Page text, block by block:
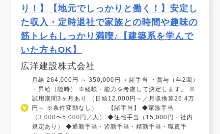
り！】【地元でしっかりと働く！】安定し
た収入・定時退社で家族との時間や趣味の
筋トレもしっかり満喫♪【建築系を学んで
いた方もOK】
広洋建設株式会社
月給 264,000円 ～ 350,000円 ＋諸手当 ・賞与（年2回）
・昇給（随時） ※経験・能力を考慮して決定します。 ※
試用期間3ヶ月あり （日給12,000円～／月収換算26.4万
円～ ※条件変動なし） 【諸手当】 ◆家族手当
（3,000〜5,000円／人） ◆住宅手当（15,000円・社内
規定あり） ◆通勤手当・皆勤手当・精勤手当・職責手